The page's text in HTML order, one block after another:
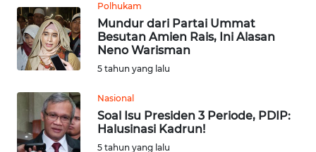
Polhukam
Mundur dari Partai Ummat
Besutan Amien Rais, Ini Alasan
Neno Warisman
5 tahun yang lalu
Nasional
Soal Isu Presiden 3 Periode, PDIP:
Halusinasi Kadrun!
5 tahun yang lalu
TANJUNG
LESUNG
WN
WN
SIMALUNGUN